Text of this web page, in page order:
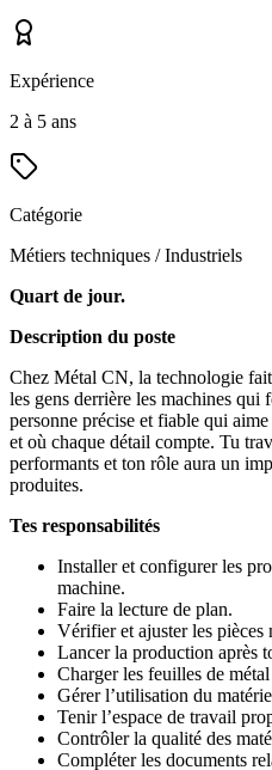
Expérience
2 à 5 ans
Catégorie
Métiers techniques / Industriels
Quart de jour.
Description du poste
Chez Métal CN, la technologie
les gens derrière les machines
personne précise et fiable qui
et où chaque détail compte. Tu
performants et ton rôle aura un
produites.
Tes responsabilités
Installer et configurer les
machine.
Faire la lecture de plan.
Vérifier et ajuster les pièces
Lancer la production après
Charger les feuilles de
Gérer l’utilisation du
Tenir l’espace de travail
Contrôler la qualité des
Compléter les documents